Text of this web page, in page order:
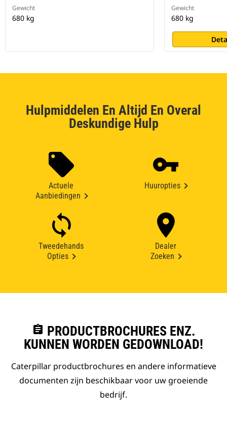
Gewicht
680 kg
Gewicht
680 kg
Hulpmiddelen En Altijd En Overal
Deskundige Hulp
Actuele
Aanbiedingen
Huuropties
Tweedehands
Opties
Dealer
Zoeken
assignment PRODUCTBROCHURES ENZ.
KUNNEN WORDEN GEDOWNLOAD!
Caterpillar productbrochures en andere informatieve
documenten zijn beschikbaar voor uw groeiende
bedrijf.